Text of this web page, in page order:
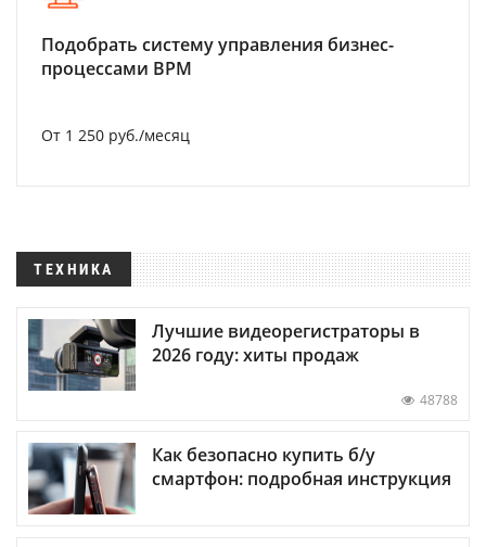
Подобрать систему управления бизнес-
процессами BPM
От 1 250 руб./месяц
ТЕХНИКА
Лучшие видеорегистраторы в
2026 году: хиты продаж
48788
Как безопасно купить б/у
смартфон: подробная инструкция